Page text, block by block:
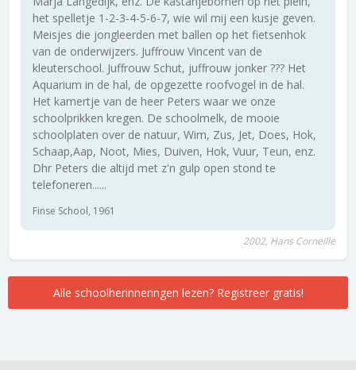
het spelletje 1-2-3-4-5-6-7, wie wil mij een kusje geven.
Meisjes die jongleerden met ballen op het fietsenhok
van de onderwijzers. Juffrouw Vincent van de
kleuterschool. Juffrouw Schut, juffrouw jonker ??? Het
Aquarium in de hal, de opgezette roofvogel in de hal.
Het kamertje van de heer Peters waar we onze
schoolprikken kregen. De schoolmelk, de mooie
schoolplaten over de natuur, Wim, Zus, Jet, Does, Hok,
Schaap,Aap, Noot, Mies, Duiven, Hok, Vuur, Teun, enz.
Dhr Peters die altijd met z'n gulp open stond te
telefoneren......
Finse School, 1961
2002, Hans Corneille
Alle schoolherinneringen lezen? Registreer gratis!